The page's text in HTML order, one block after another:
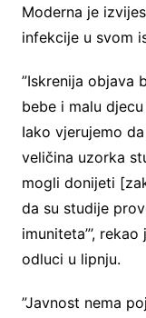
Moderna je
infekcije u svom
”Iskrenija objava
bebe i malu
Iako vjerujemo
veličina uzorka
mogli donijeti
da su studije
imuniteta”’,
odluci u lipnju.
”Javnost nema